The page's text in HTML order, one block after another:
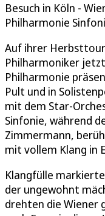
Besuch in Köln -
Philharmonie
Auf ihrer
Philharmoniker
Philharmonie
Pult und in
mit dem Star-
Sinfonie, während
Zimmermann,
mit vollem Klang in
Klangfülle
der ungewohnt
drehten die Wiener